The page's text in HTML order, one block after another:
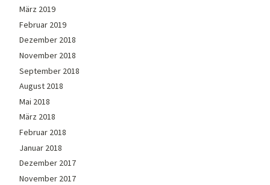
März 2019
Februar 2019
Dezember 2018
November 2018
September 2018
August 2018
Mai 2018
März 2018
Februar 2018
Januar 2018
Dezember 2017
November 2017